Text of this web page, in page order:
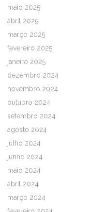
maio 2025
abril 2025
março 2025
fevereiro 2025
janeiro 2025
dezembro 2024
novembro 2024
outubro 2024
setembro 2024
agosto 2024
julho 2024
junho 2024
maio 2024
abril 2024
março 2024